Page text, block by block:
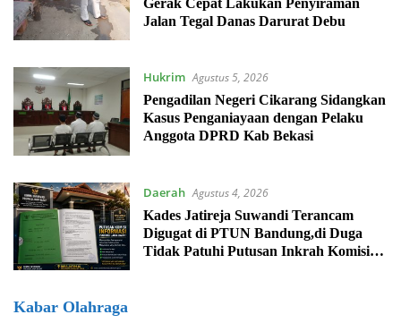
Jalan Tegal Danas Darurat Debu
Hukrim Agustus 5, 2026
Pengadilan Negeri Cikarang Sidangkan
Kasus Penganiayaan dengan Pelaku
Anggota DPRD Kab Bekasi
Daerah Agustus 4, 2026
Kades Jatireja Suwandi Terancam
Digugat di PTUN Bandung,di Duga
Tidak Patuhi Putusan Inkrah Komisi
Kabar Olahraga